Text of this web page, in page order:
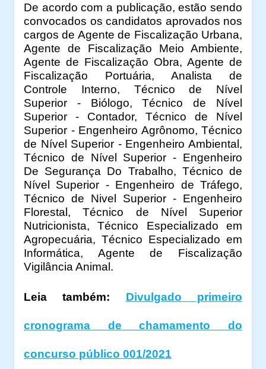
De acordo com a publicação, estão sendo
convocados os candidatos aprovados nos
cargos de Agente de Fiscalização Urbana,
Agente de Fiscalização Meio Ambiente,
Agente de Fiscalização Obra, Agente de
Fiscalização Portuária, Analista de
Controle Interno, Técnico de Nível
Superior - Biólogo, Técnico de Nível
Superior - Contador, Técnico de Nível
Superior - Engenheiro Agrônomo, Técnico
de Nível Superior - Engenheiro Ambiental,
Técnico de Nível Superior - Engenheiro
De Segurança Do Trabalho, Técnico de
Nível Superior - Engenheiro de Tráfego,
Técnico de Nivel Superior - Engenheiro
Florestal, Técnico de Nível Superior
Nutricionista, Técnico Especializado em
Agropecuária, Técnico Especializado em
Informática, Agente de Fiscalização
Vigilância Animal.
Leia também: Divulgado primeiro
cronograma de chamamento do
concurso público 001/2021